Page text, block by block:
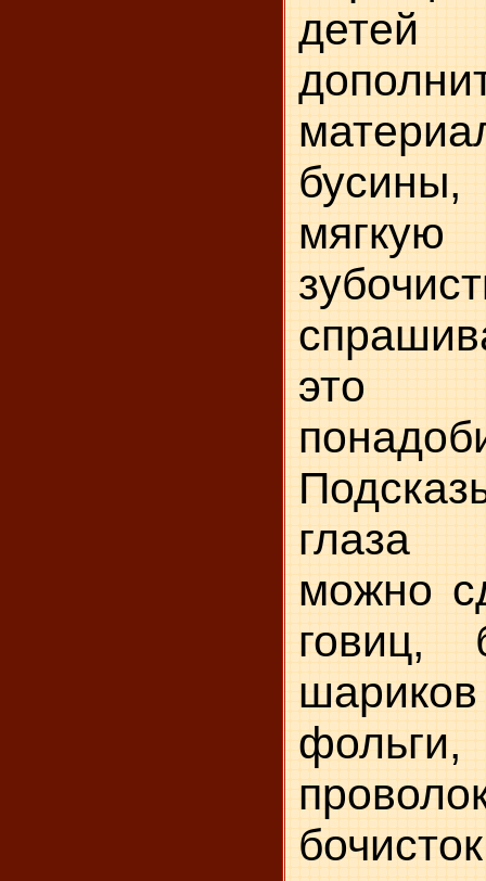
это
глаза
можно
говиц,